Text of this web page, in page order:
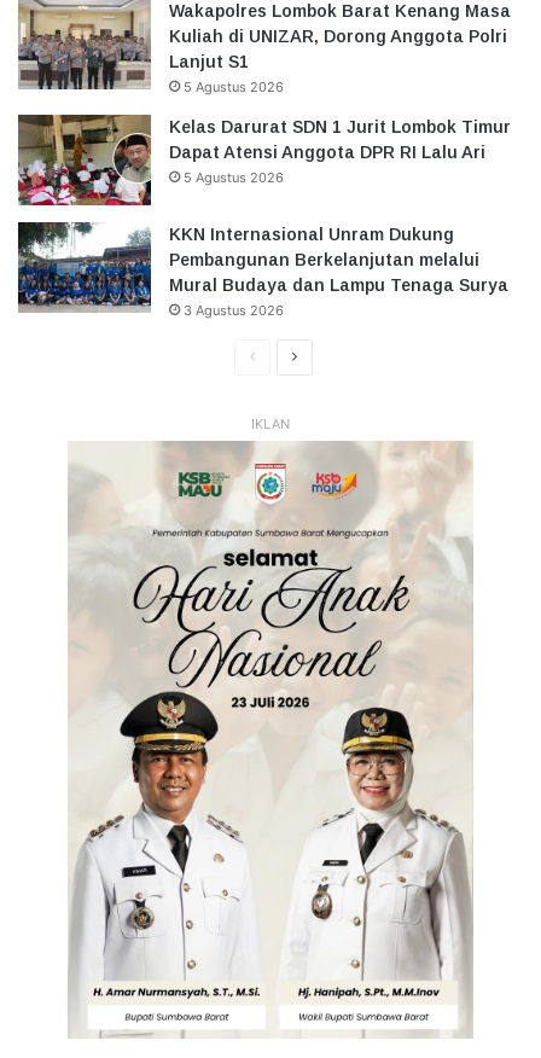
Wakapolres Lombok Barat Kenang Masa
Kuliah di UNIZAR, Dorong Anggota Polri
Lanjut S1
5 Agustus 2026
Kelas Darurat SDN 1 Jurit Lombok Timur
Dapat Atensi Anggota DPR RI Lalu Ari
5 Agustus 2026
KKN Internasional Unram Dukung
Pembangunan Berkelanjutan melalui
Mural Budaya dan Lampu Tenaga Surya
3 Agustus 2026
HalamanHalaman
IKLAN